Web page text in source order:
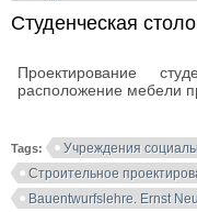
Студенческая
Проектирование
расположение мебели
Tags:
Учреждения
Строительное
Bauentwurfslehre. Ernst